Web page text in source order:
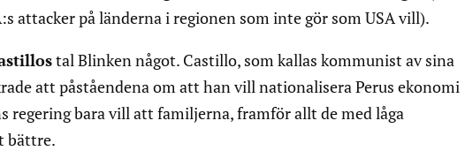
attacker på länderna i regionen som inte gör som USA vill).
tal Blinken något. Castillo, som kallas kommunist av sina
att påståendena om att han vill nationalisera Perus ekonomi
regering bara vill att familjerna, framför allt de med låga
bättre.